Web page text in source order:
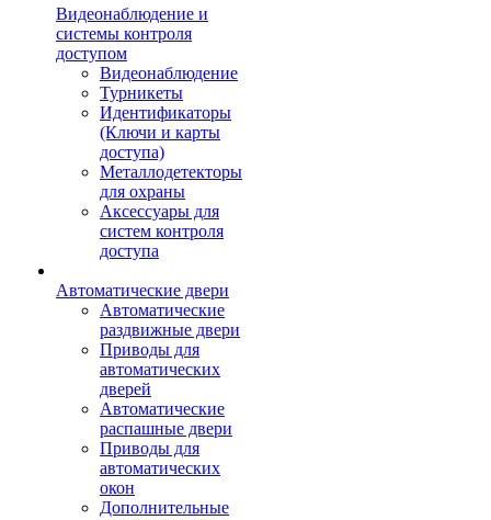
Видеонаблюдение и
системы контроля
доступом
Видеонаблюдение
Турникеты
Идентификаторы
(Ключи и карты
доступа)
Металлодетекторы
для охраны
Аксессуары для
систем контроля
доступа
Автоматические двери
Автоматические
раздвижные двери
Приводы для
автоматических
дверей
Автоматические
распашные двери
Приводы для
автоматических
окон
Дополнительные